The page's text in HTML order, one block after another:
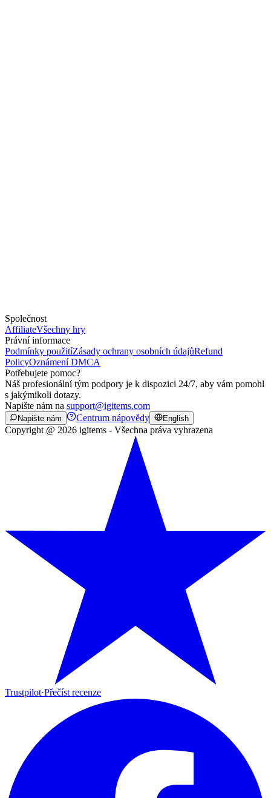
Společnost
AffiliateVšechny hry
Právní informace
Podmínky použitíZásady ochrany osobních údajůRefund
PolicyOznámení DMCA
Potřebujete pomoc?
Náš profesionální tým podpory je k dispozici 24/7, aby vám pomohl
s jakýmikoli dotazy.
Napište nám na support@igitems.com
Napište nám Centrum nápovědy English
Copyright @ 2026 igitems - Všechna práva vyhrazena
Trustpilot·Přečíst recenze